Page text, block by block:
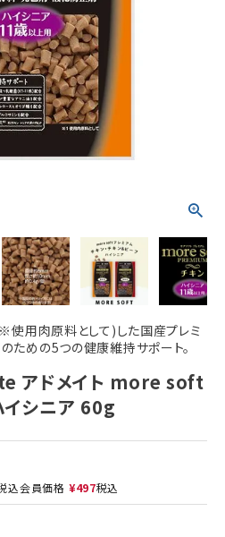
person 新規会員登録
使用肉原料として)した国産プレミ
ための5つの健康維持サポート。
アドメイト more soft
イシニア 60g
込会員価格 ¥497税込